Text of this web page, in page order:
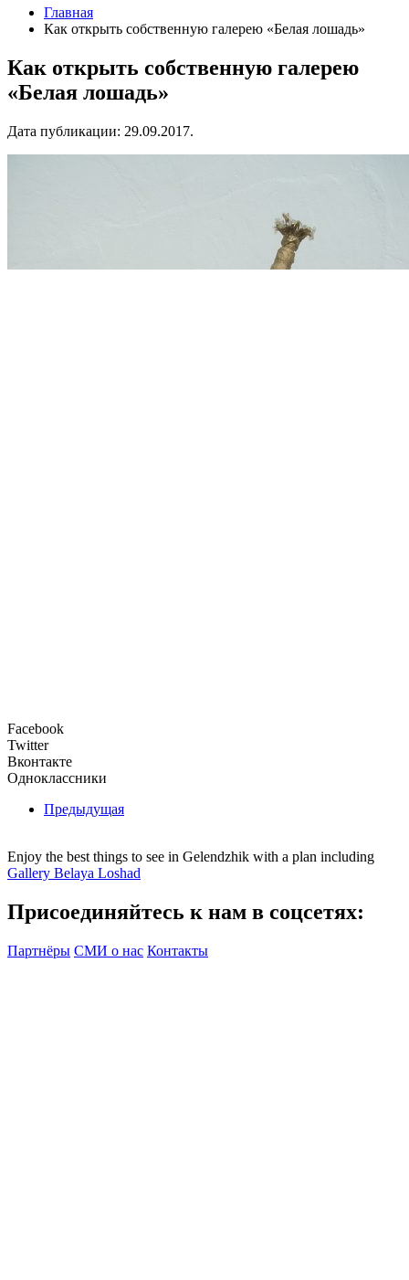
Главная
Как открыть собственную галерею «Белая лошадь»
Как открыть собственную галерею
«Белая лошадь»
Дата публикации: 29.09.2017.
Facebook
Twitter
Вконтакте
Одноклассники
Предыдущая
Enjoy the best things to see in Gelendzhik with a plan including
Gallery Belaya Loshad
Присоединяйтесь к нам в соцсетях:
Партнёры СМИ о нас Контакты